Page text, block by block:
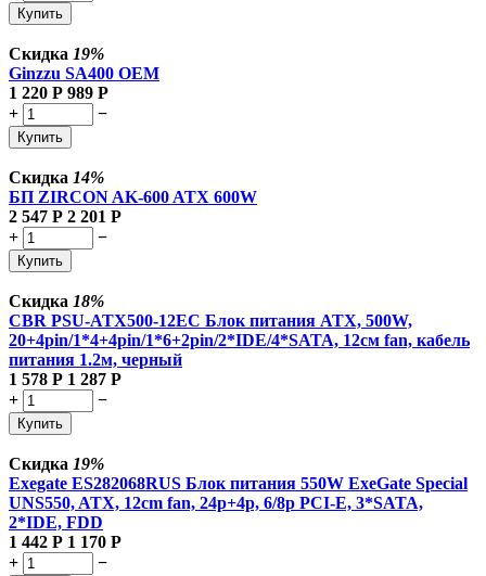
Купить
Скидка 19%
Ginzzu SA400 OEM
1 220 Р 989 Р
+
−
Купить
Скидка 14%
БП ZIRCON AK-600 ATX 600W
2 547 Р 2 201 Р
+
−
Купить
Скидка 18%
CBR PSU-ATX500-12EC Блок питания ATX, 500W,
20+4pin/1*4+4pin/1*6+2pin/2*IDE/4*SATA, 12см fan, кабель
питания 1.2м, черный
1 578 Р 1 287 Р
+
−
Купить
Скидка 19%
Exegate ES282068RUS Блок питания 550W ExeGate Special
UNS550, ATX, 12cm fan, 24p+4p, 6/8p PCI-E, 3*SATA,
2*IDE, FDD
1 442 Р 1 170 Р
+
−